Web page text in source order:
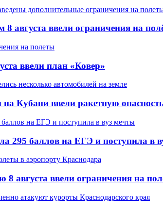
8 августа ввели ограничения на
ввели план «Ковер»
Кубани ввели ракетную
295 баллов на ЕГЭ и поступила в
8 августа ввели ограничения на